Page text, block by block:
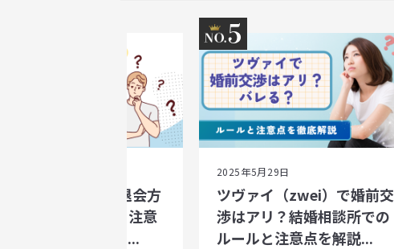
ァイ（zwei）の退会方
中途退会の流れ・注意
、退会後に後悔し...
5
2025年5月29日
ツヴァイ（zwei）で婚前交
渉はアリ？結婚相談所での
ルールと注意点を解説...